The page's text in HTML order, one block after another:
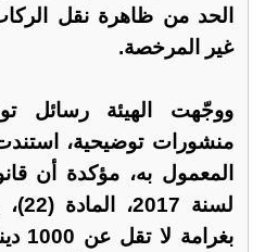
الحد من ظاهرة نقل
غير المرخصة.
ووجّهت الهيئة رسائل
منشورات توضيحية،
المعمول به، مؤكدة أن